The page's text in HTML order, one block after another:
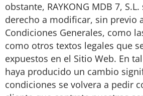
obstante, RAYKONG MDB 7,
derecho a modificar, sin previo
Condiciones Generales, como
como otros textos legales que
expuestos en el Sitio Web. En
haya producido un cambio
condiciones se volvera a pedir